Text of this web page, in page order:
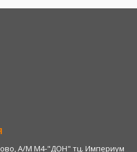
А/М М4-"ДОН" тц. Империум